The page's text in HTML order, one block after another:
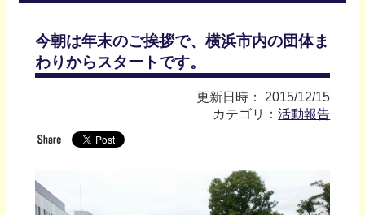
今朝は年末のご挨拶で、横浜市内の団体ま
わりからスタートです。
更新日時： 2015/12/15
カテゴリ：活動報告